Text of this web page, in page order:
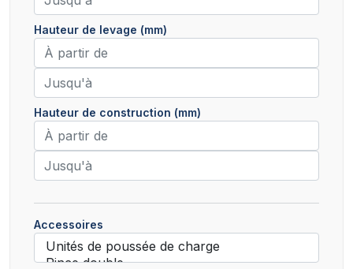
Hauteur de levage (mm)
Hauteur de construction (mm)
Accessoires